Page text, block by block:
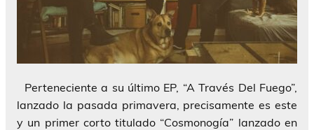
Perteneciente a su último EP, “A Través Del Fuego”,
lanzado la pasada primavera, precisamente es este
y un primer corto titulado “Cosmonogía” lanzado en